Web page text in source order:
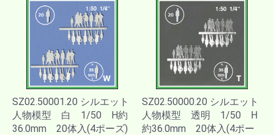
SZ02.50001.20 シルエット
人物模型 白 1/50 H約
36.0mm 20体入(4ポーズ)
SZ02.50000.20 シルエット
人物模型 透明 1/50 H
約36.0mm 20体入(4ポー